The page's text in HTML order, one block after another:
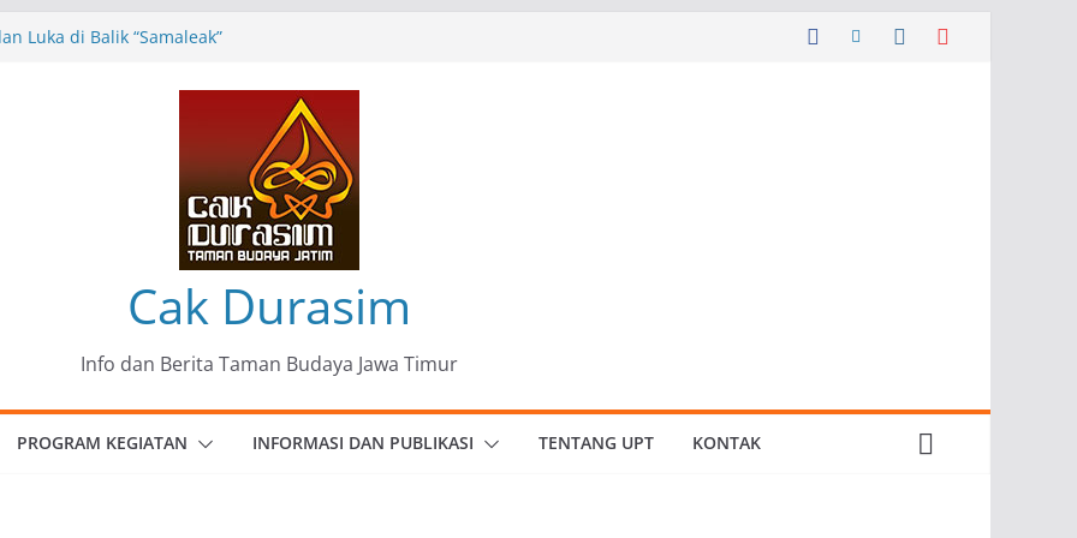
Luka di Balik “Samaleak”
Ungkapan Kritis Tentang Derita
Patria Seni Rupa Kota Blitar :
Menjadi Mantra Perlawanan
Cak Durasim
Info dan Berita Taman Budaya Jawa Timur
PROGRAM KEGIATAN INFORMASI DAN PUBLIKASI TENTANG UPT KONTAK